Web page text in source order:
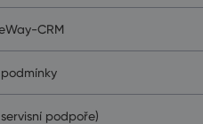
CRM
podpoře)